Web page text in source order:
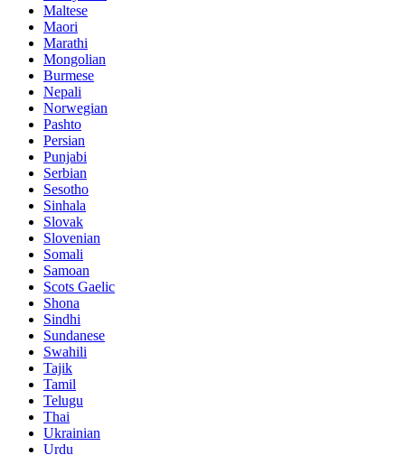
Maltese
Maori
Marathi
Mongolian
Burmese
Nepali
Norwegian
Pashto
Persian
Punjabi
Serbian
Sesotho
Sinhala
Slovak
Slovenian
Somali
Samoan
Scots Gaelic
Shona
Sindhi
Sundanese
Swahili
Tajik
Tamil
Telugu
Thai
Ukrainian
Urdu